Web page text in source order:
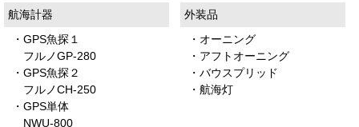
航海計器
・GPS魚探１
フルノGP-280
・GPS魚探２
フルノCH-250
・GPS単体
NWU-800
外装品
・オーニング
・アフトオーニング
・バウスプリッド
・航海灯